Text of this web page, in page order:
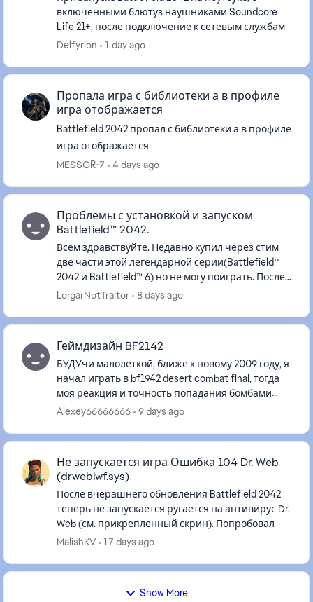
включенными блютуз наушниками Soundcore
Life 21+, после подключение к сетевым службам
звук вместо стерео становиться, моно. В
Delfyrion 1 day ago
Пропала игра с библиотеки а в профиле
игра отображается
Battlefield 2042 пропал с библиотеки а в профиле
игра отображается
MESSOR-7
4 days ago
Проблемы с установкой и запуском
Battlefield™ 2042.
Всем здравствуйте. Недавно купил через стим
две части этой легендарной серии(Battlefield™
2042 и Battlefield™ 6) но не могу поиграть. После
скачивания во время запуска вылетает такая
LorgarNotTraitor 8 days ago
Геймдизайн BF2142
БУДУчи малолеткой, ближе к новому 2009 году, я
начал играть в bf1942 desert combat final, тогда
моя реакция и точность попадания бомбами
самолётов была больше. но мне очень
Alexey66666666 9 days ago
Не запускается игра Ошибка 104 Dr. Web
(drweblwf.sys)
После вчерашнего обновления Battlefield 2042
теперь не запускается ругается на антивирус Dr.
Web (см. прикрепленный скрин). Попробовал
разные решения проблемы, в итоге написал в
MalishKV 17 days ago
Show More